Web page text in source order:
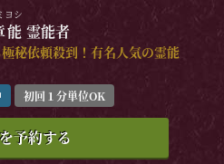
能
ヨシ
霊能者
秘依頼殺到！有名人気の霊能
初回１分単位OK
予約する